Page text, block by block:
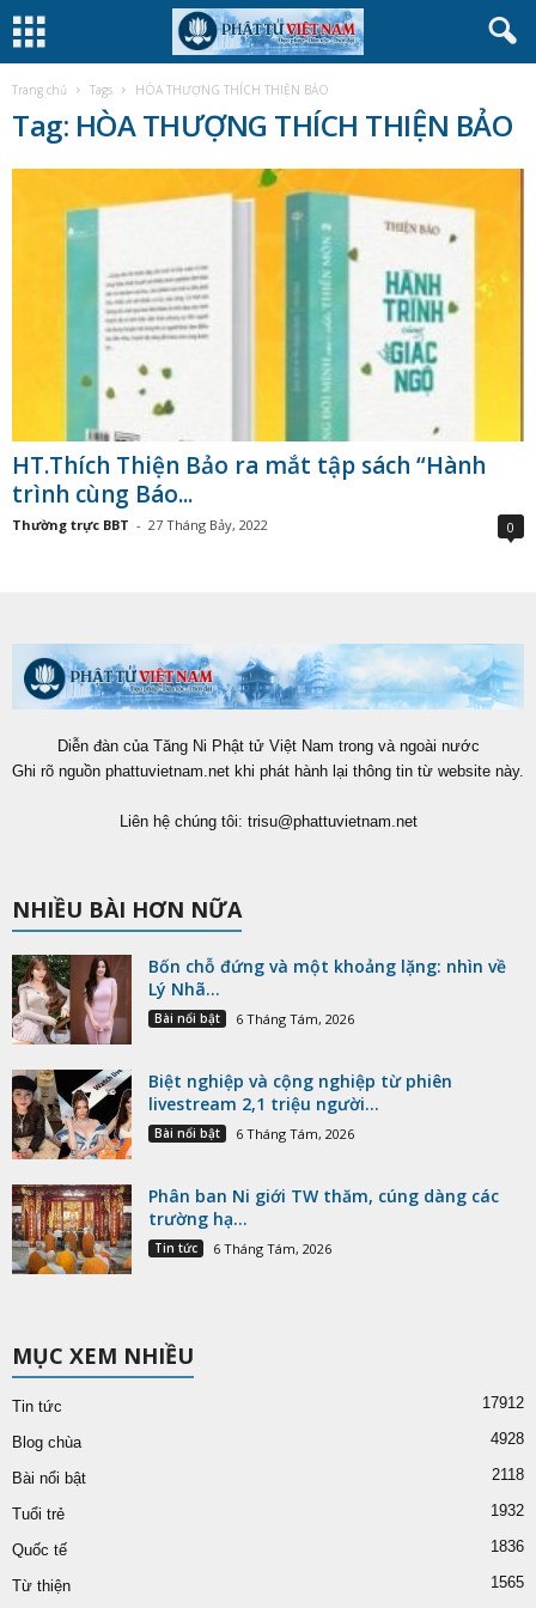
Trang chủ Tags HÒA THƯỢNG THÍCH THIỆN BẢO
Tag: HÒA THƯỢNG THÍCH THIỆN BẢO
HT.Thích Thiện Bảo ra mắt tập sách “Hành
trình cùng Báo...
Thường trực BBT - 27 Tháng Bảy, 2022 0
Diễn đàn của Tăng Ni Phật tử Việt Nam trong và ngoài nước
Ghi rõ nguồn phattuvietnam.net khi phát hành lại thông tin từ website này.
Liên hệ chúng tôi: trisu@phattuvietnam.net
NHIỀU BÀI HƠN NỮA
Bốn chỗ đứng và một khoảng lặng: nhìn về
Lý Nhã...
Bài nổi bật 6 Tháng Tám, 2026
Biệt nghiệp và cộng nghiệp từ phiên
livestream 2,1 triệu người...
Bài nổi bật 6 Tháng Tám, 2026
Phân ban Ni giới TW thăm, cúng dàng các
trường hạ...
Tin tức 6 Tháng Tám, 2026
MỤC XEM NHIỀU
Tin tức 17912
Blog chùa 4928
Bài nổi bật 2118
Tuổi trẻ 1932
Quốc tế 1836
Từ thiện 1565